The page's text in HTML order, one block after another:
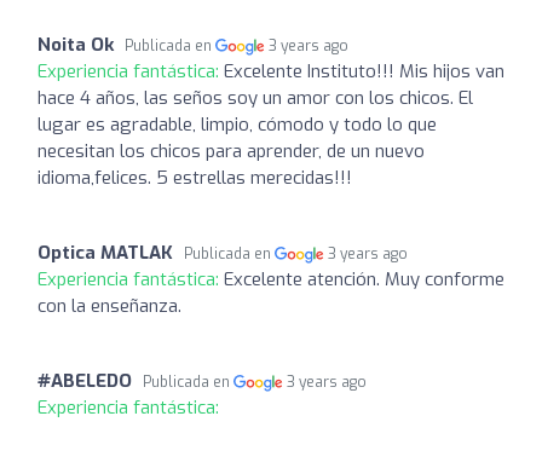
Noita Ok Publicada en 3 years ago
Experiencia fantástica: Excelente Instituto!!! Mis hijos van
hace 4 años, las seños soy un amor con los chicos. El
lugar es agradable, limpio, cómodo y todo lo que
necesitan los chicos para aprender, de un nuevo
idioma,felices. 5 estrellas merecidas!!!
Optica MATLAK Publicada en 3 years ago
Experiencia fantástica: Excelente atención. Muy conforme
con la enseñanza.
#ABELEDO Publicada en 3 years ago
Experiencia fantástica: